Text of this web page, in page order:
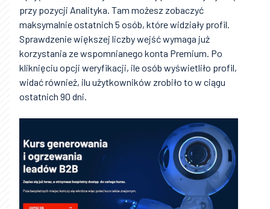
przy pozycji Analityka. Tam możesz zobaczyć
maksymalnie ostatnich 5 osób, które widziały profil.
Sprawdzenie większej liczby wejść wymaga już
korzystania ze wspomnianego konta Premium. Po
kliknięciu opcji weryfikacji, ile osób wyświetliło profil,
widać również, ilu użytkowników zrobiło to w ciągu
ostatnich 90 dni.